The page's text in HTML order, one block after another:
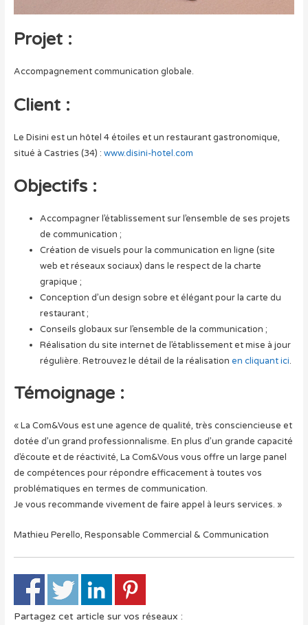
Projet :
Accompagnement communication globale.
Client :
Le Disini est un hôtel 4 étoiles et un restaurant gastronomique,
situé à Castries (34) : www.disini-hotel.com
Objectifs :
Accompagner l’établissement sur l’ensemble de ses projets
de communication ;
Création de visuels pour la communication en ligne (site
web et réseaux sociaux) dans le respect de la charte
grapique ;
Conception d’un design sobre et élégant pour la carte du
restaurant ;
Conseils globaux sur l’ensemble de la communication ;
Réalisation du site internet de l’établissement et mise à jour
régulière. Retrouvez le détail de la réalisation en cliquant ici.
Témoignage :
« La Com&Vous est une agence de qualité, très consciencieuse et
dotée d’un grand professionnalisme. En plus d’un grande capacité
d’écoute et de réactivité, La Com&Vous vous offre un large panel
de compétences pour répondre efficacement à toutes vos
problématiques en termes de communication.
Je vous recommande vivement de faire appel à leurs services. »
Mathieu Perello, Responsable Commercial & Communication
Partagez cet article sur vos réseaux :